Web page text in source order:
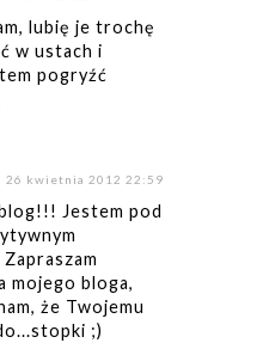
lubię je trochę
w ustach i
pogryźć
26 kwietnia 2012 22:59
Jestem pod
mojego bloga,
że Twojemu
;)